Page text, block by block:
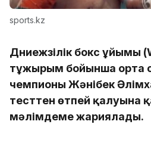
sports.kz
Дүниежүзілік бокс ұйымы
тұжырым бойынша орта
чемпионы Жәнібек
тесттен өтпей қалуына
мәлімдеме жариялады.